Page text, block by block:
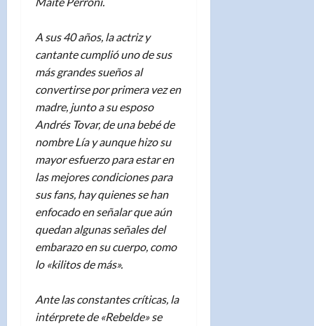
A sus 40 años, la actriz y
cantante cumplió uno de sus
más grandes sueños al
convertirse por primera vez en
madre, junto a su esposo
Andrés Tovar, de una bebé de
nombre Lía y aunque hizo su
mayor esfuerzo para estar en
las mejores condiciones para
sus fans, hay quienes se han
enfocado en señalar que aún
quedan algunas señales del
embarazo en su cuerpo, como
lo «kilitos de más».
Ante las constantes críticas, la
intérprete de «Rebelde» se